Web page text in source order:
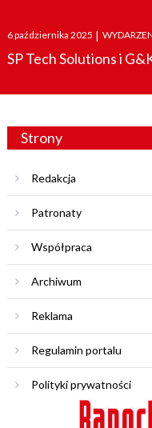
Posted
on
6 października 2025 |
SP Tech Solutions i
Strony
Redakcja
Patronaty
Współpraca
Archiwum
Reklama
Regulamin portalu
Polityki prywatności